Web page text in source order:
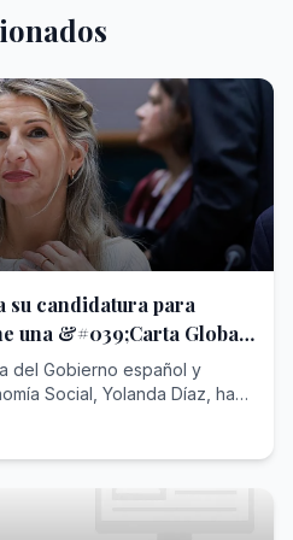
su candidatura para
una &#039;Carta Global
del Gobierno español y
Social, Yolanda Díaz, ha
Internacional del Trabajo
este viernes el diario Cinco
Press. La candidatura de
fue anunciada por Moncloa